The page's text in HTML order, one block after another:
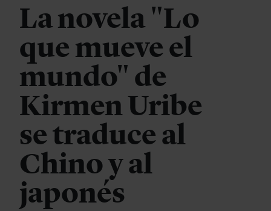
La novela "Lo
que mueve el
mundo" de
Kirmen Uribe
se traduce al
Chino y al
japonés